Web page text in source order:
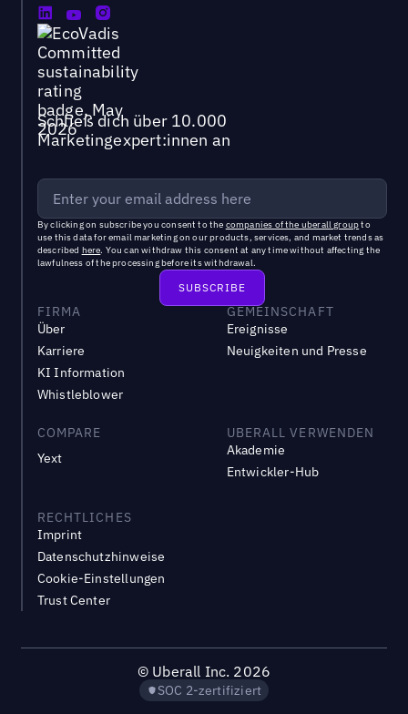
Schließ dich über 10.000
Marketingexpert:innen an
By clicking on subscribe you consent to the companies of the uberall groupto
use this data for email marketing on our products, services, and market trends as
described here. You can withdraw this consent at any time without affecting the
lawfulness of the processing before its withdrawal.
FIRMA
Über
Karriere
KI Information
Whistleblower
GEMEINSCHAFT
Ereignisse
Neuigkeiten und Presse
COMPARE
Yext
UBERALL VERWENDEN
Akademie
Entwickler-Hub
RECHTLICHES
Imprint
Datenschutzhinweise
Cookie-Einstellungen
Trust Center
© Uberall Inc. 2026
SOC 2-zertifiziert